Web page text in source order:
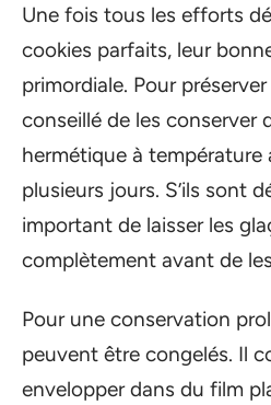
Une fois tous les efforts
cookies parfaits, leur
primordiale. Pour
conseillé de les conserver
hermétique à
plusieurs jours. S’ils sont
important de laisser les
complètement avant de
Pour une conservation
peuvent être congelés. Il
envelopper dans du film